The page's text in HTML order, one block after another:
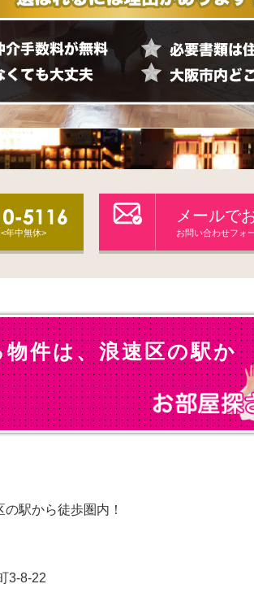
年中無休>
メールで
お問い合わせフォ
件は、浪速区の駅か
駅から徒歩圏内！
3-8-22